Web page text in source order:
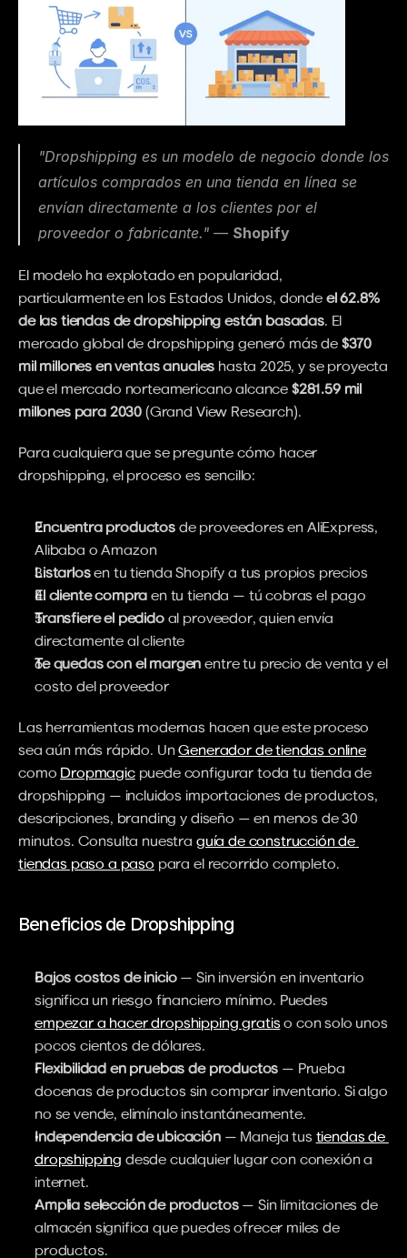
"Dropshipping es un modelo de negocio donde los
artículos comprados en una tienda en línea se
envían directamente a los clientes por el
proveedor o fabricante." — Shopify
El modelo ha explotado en popularidad,
particularmente en los Estados Unidos, donde el 62.8%
de las tiendas de dropshipping están basadas. El
mercado global de dropshipping generó más de $370
mil millones en ventas anuales hasta 2025, y se proyecta
que el mercado norteamericano alcance $281.59 mil
millones para 2030 (Grand View Research).
Para cualquiera que se pregunte cómo hacer
dropshipping, el proceso es sencillo:
Encuentra productos de proveedores en AliExpress,
Alibaba o Amazon
Listarlos en tu tienda Shopify a tus propios precios
El cliente compra en tu tienda — tú cobras el pago
Transfiere el pedido al proveedor, quien envía
directamente al cliente
Te quedas con el margen entre tu precio de venta y el
costo del proveedor
Las herramientas modernas hacen que este proceso
sea aún más rápido. Un Generador de tiendas online
como Dropmagic puede configurar toda tu tienda de
dropshipping — incluidos importaciones de productos,
descripciones, branding y diseño — en menos de 30
minutos. Consulta nuestra guía de construcción de
tiendas paso a paso para el recorrido completo.
Beneficios de Dropshipping
Bajos costos de inicio — Sin inversión en inventario
significa un riesgo financiero mínimo. Puedes
empezar a hacer dropshipping gratis o con solo unos
pocos cientos de dólares.
Flexibilidad en pruebas de productos — Prueba
docenas de productos sin comprar inventario. Si algo
no se vende, elimínalo instantáneamente.
Independencia de ubicación — Maneja tus tiendas de
dropshipping desde cualquier lugar con conexión a
internet.
Amplia selección de productos — Sin limitaciones de
almacén significa que puedes ofrecer miles de
productos.